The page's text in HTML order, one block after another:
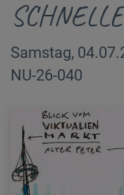
Samstag,
NU-26-040